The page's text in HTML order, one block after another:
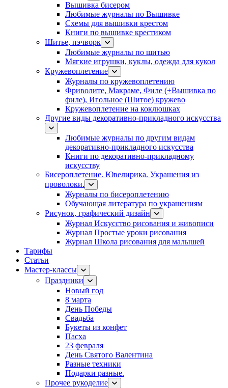
Вышивка бисером
Любимые журналы по Вышивке
Схемы для вышивки крестом
Книги по вышивке крестиком
Шитье, пэчворк
Любимые журналы по шитью
Мягкие игрушки, куклы, одежда для кукол
Кружевоплетение
Журналы по кружевоплетению
Фриволите, Макраме, Филе (+Вышивка по
филе), Игольное (Шитое) кружево
Кружевоплетение на коклюшках
Другие виды декоративно-прикладного искусства
Любимые журналы по другим видам
декоративно-прикладного искусства
Книги по декоративно-прикладному
искусству
Бисероплетение. Ювелирика. Украшения из
проволоки.
Журналы по бисероплетению
Обучающая литература по украшениям
Рисунок, графический дизайн
Журнал Искусство рисования и живописи
Журнал Простые уроки рисования
Журнал Школа рисования для малышей
Тарифы
Статьи
Мастер-классы
Праздники
Новый год
8 марта
День Победы
Свадьба
Букеты из конфет
Пасха
23 февраля
День Святого Валентина
Разные техники
Подарки разные.
Прочее рукоделие